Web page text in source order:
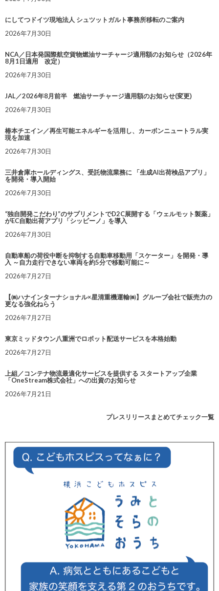
にしてつドイツ現地法人 シュツットガルト事務所移転のご案内
2026年7月30日
NCA／日本発国際航空貨物燃油サーチャージ適用額のお知らせ（2026年
8月1日適用 改定）
2026年7月30日
JAL／2026年8月前半 燃油サーチャージ適用額のお知らせ(変更)
2026年7月30日
椿本チエイン／再生可能エネルギーを活用し、カーボンニュートラル実
現を加速
2026年7月30日
三井倉庫ホールディングス、受託物流業務に 「生成AI出荷検品アプリ」
を開発・導入開始
2026年7月30日
“独自開発こだわり”のサプリメントでD2C展開する「ウェルモット製薬」
がEC自動出荷アプリ「シッピーノ」を導入
2026年7月30日
自動車船の荷役中断を抑制する自動車移動用「スケーター」を開発・導
入 ～自力走行できない車両を約5分で移動可能に～
2026年7月27日
【㈱ハナインターナショナル×星清重機運輸㈱】グループ会社で販売力の
更なる強化ねらう
2026年7月27日
東京ミッドタウン八重洲でロボット配送サービスを本格始動
2026年7月27日
上組／コンテナ物流最適化サービスを提供する スタートアップ企業
「OneStream株式会社」への出資のお知らせ
2026年7月21日
プレスリリースまとめてチェック一覧